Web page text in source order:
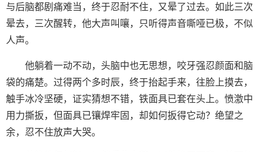
与后脑都剧痛难当，终于忍耐不住，又晕了过去。如此三次
晕去，三次醒转，他大声叫嚷，只听得声音嘶哑已极，不似
人声。
他躺着一动不动，头脑中也无思想，咬牙强忍颜面和脑
袋的痛楚。过得两个多时辰，终于抬起手来，往脸上摸去，
触手冰冷坚硬，证实猜想不错，铁面具已套在头上。愤激中
用力撕扳，但面具已镶焊牢固，却如何扳得它动？绝望之
余，忍不住放声大哭。